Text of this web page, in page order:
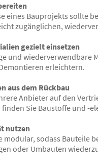
eines Bauprojekts sollte
zugänglichen,
gezielt einsetzen
und wiederverwendbare
erleichtern.
aus dem Rückbau
Anbieter auf den
finden Sie Baustoffe und -
nutzen
modular, sodass Bauteile
oder Umbauten